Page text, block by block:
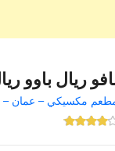
ريال باوو ريال
مكسيكي – عمان